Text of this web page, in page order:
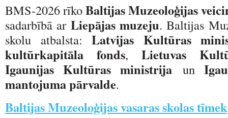
BMS-2026 rīkoBaltijas Muzeoloģijas
sadarbībā ar Liepājas muzeju. Baltijas
skolu atbalsta: Latvijas Kultūras
kultūrkapitāla fonds, Lietuvas
Igaunijas Kultūras ministrija un
mantojuma pārvalde.
Baltijas Muzeoloģijas vasaras skolas